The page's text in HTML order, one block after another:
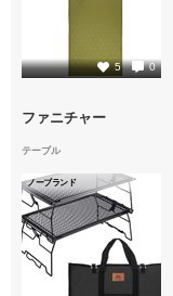
5 0
ファニチャー
テーブル
ノーブランド